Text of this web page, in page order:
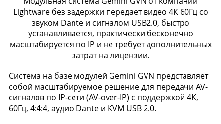
Lightware без задержки передает видео 4К 60Гц со
звуком Dante и сигналом USB2.0, быстро
устанавливается, практически бесконечно
масштабируется по IP и не требует дополнительных
затрат на лицензии.
Система на базе модулей Gemini GVN представляет
собой масштабируемое решение для передачи AV-
сигналов по IP-сети (AV-over-IP) с поддержкой 4K,
60Гц, 4:4:4, аудио Dante и KVM USB 2.0.